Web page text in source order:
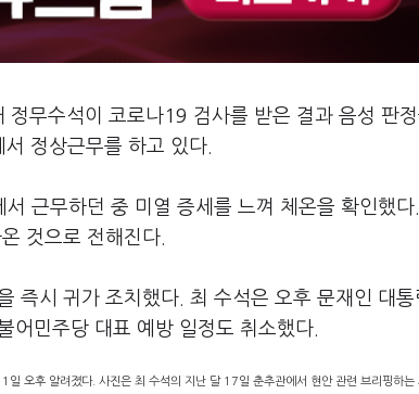
무수석이 코로나19 검사를 받은 결과 음성 판
정상근무를 하고 있다.
근무하던 중 미열 증세를 느껴 체온을 확인했다
것으로 전해진다.
즉시 귀가 조치했다. 최 수석은 오후 문재인 대통
어민주당 대표 예방 일정도 취소했다.
오후 알려졌다. 사진은 최 수석의 지난 달 17일 춘추관에서 현안 관련 브리핑하는